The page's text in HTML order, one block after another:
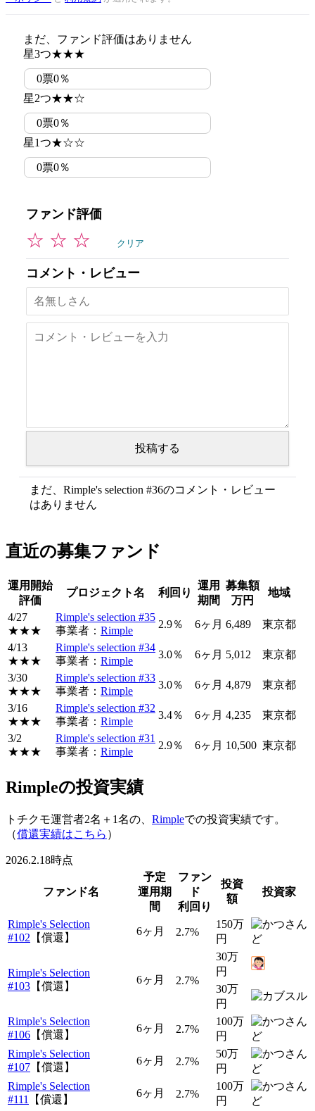
まだ、ファンド評価はありません
星3つ★★★
0票0％
星2つ★★☆
0票0％
星1つ★☆☆
0票0％
ファンド評価
☆ ☆ ☆ クリア
コメント・レビュー
投稿する
まだ、Rimple's selection #36のコメント・レビュー
はありません
直近の募集ファンド
運用開始
評価
プロジェクト名 利回り
運用
期間
募集額
万円
地域
4/27
★★★
Rimple's selection #35
事業者： Rimple
2.9％ 6ヶ月 6,489
東京都
4/13
★★★
Rimple's selection #34
事業者： Rimple
3.0％ 6ヶ月 5,012
東京都
3/30
★★★
Rimple's selection #33
事業者： Rimple
3.0％ 6ヶ月 4,879
東京都
3/16
★★★
Rimple's selection #32
事業者： Rimple
3.4％ 6ヶ月 4,235
東京都
3/2
★★★
Rimple's selection #31
事業者： Rimple
2.9％ 6ヶ月 10,500 東京都
Rimpleの投資実績
トチクモ運営者2名＋1名の、 Rimpleでの投資実績です。
（償還実績はこちら ）
2026.2.18時点
ファンド名
予定
運用期
間
ファン
ド
利回り
投資
額
投資家
Rimple's Selection
#102 【償還】
6ヶ月 2.7%
150万
円
Rimple's Selection
#103 【償還】
6ヶ月 2.7%
30万
円
30万
円
Rimple's Selection
#106 【償還】
6ヶ月 2.7%
100万
円
Rimple's Selection
#107 【償還】
6ヶ月 2.7%
50万
円
Rimple's Selection
#111
【償還】
6ヶ月 2.7%
100万
円